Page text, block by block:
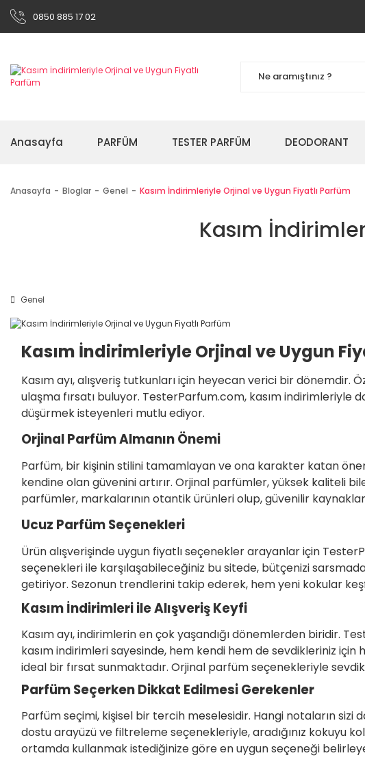
0850 885 17 02
Anasayfa PARFÜM TESTER PARFÜM DEODORANT
Anasayfa Bloglar Genel Kasım İndirimleriyle Orjinal ve Uygun Fiyatlı Parfüm
Kasım
Genel
Kasım İndirimleriyle Orjinal ve Uygun
Kasım ayı, alışveriş tutkunları için heyecan verici bir
ulaşma fırsatı buluyor. TesterParfum.com, kasım
düşürmek isteyenleri mutlu ediyor.
Orjinal Parfüm Almanın Önemi
Parfüm, bir kişinin stilini tamamlayan ve ona karakter katan
kendine olan güvenini artırır. Orjinal parfümler, yüksek kaliteli
parfümler, markalarının otantik ürünleri olup, güvenilir
Ucuz Parfüm Seçenekleri
Ürün alışverişinde uygun fiyatlı seçenekler arayanlar için
seçenekleri ile karşılaşabileceğiniz bu sitede, bütçenizi
getiriyor. Sezonun trendlerini takip ederek, hem yeni kokular
Kasım İndirimleri ile Alışveriş Keyfi
Kasım ayı, indirimlerin en çok yaşandığı dönemlerden biridir.
kasım indirimleri sayesinde, hem kendi hem de sevdikleriniz
ideal bir fırsat sunmaktadır. Orjinal parfüm seçenekleriyle
Parfüm Seçerken Dikkat Edilmesi Gerekenler
Parfüm seçimi, kişisel bir tercih meselesidir. Hangi notaların
dostu arayüzü ve filtreleme seçenekleriyle, aradığınız kokuyu
ortamda kullanmak istediğinize göre en uygun seçeneği